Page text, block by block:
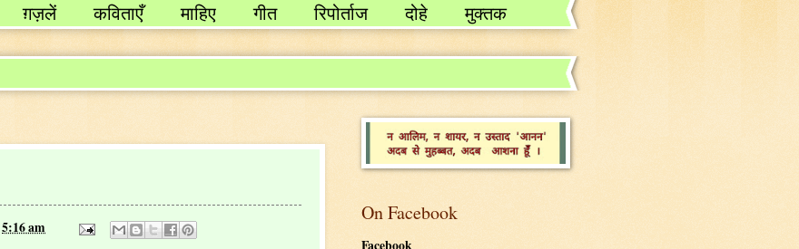
ग़ज़लें कविताएँ माहिए गीत रिपोर्ताज दोहे
मुक्तक
5:16 am
On Facebook
Facebook